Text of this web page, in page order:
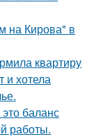
на Кирова" в
квартиру
и хотела
баланс
работы.